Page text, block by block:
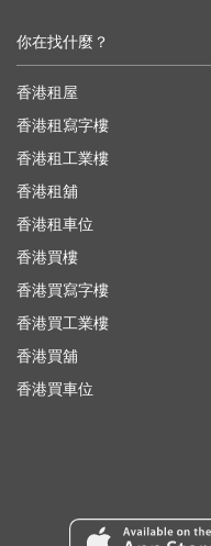
你在找什麼？
香港租屋
香港租寫字樓
香港租工業樓
香港租舖
香港租車位
香港買樓
香港買寫字樓
香港買工業樓
香港買舖
香港買車位